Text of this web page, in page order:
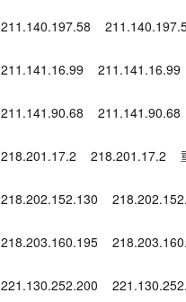
211.140.197.58
211.141.16.99 211.141.16.99
211.141.90.68 211.141.90.68
218.201.17.2 218.201.17.2
218.202.152.130
218.203.160.195
221.130.252.200